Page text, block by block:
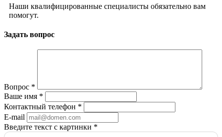
Наши квалифицированные специалисты обязательно вам
помогут.
Задать вопрос
Вопрос *
Ваше имя *
Контактный телефон *
E-mail
Введите текст с картинки *